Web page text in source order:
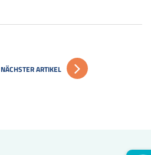
NÄCHSTER ARTIKEL